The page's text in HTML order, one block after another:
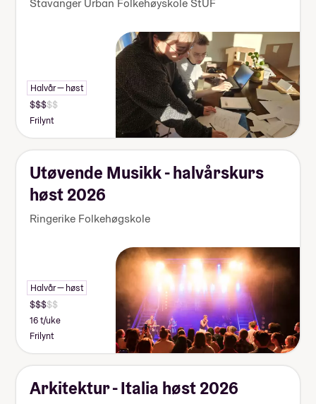
Stavanger Urban Folkehøyskole StUF
Halvår — høst
Frilynt
Utøvende Musikk - halvårskurs
høst 2026
Ringerike Folkehøgskole
Halvår — høst
16 t/uke
Frilynt
Arkitektur - Italia høst 2026